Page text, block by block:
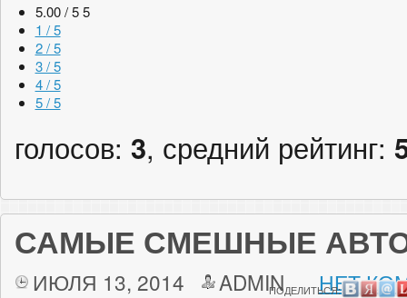
5.00 / 5 5
1 / 5
2 / 5
3 / 5
4 / 5
5 / 5
голосов: 3, средний рейтинг:
САМЫЕ СМЕШНЫЕ
ИЮЛЯ 13, 2014 ADMIN НЕТ
ПОДЕЛИТЬСЯ: